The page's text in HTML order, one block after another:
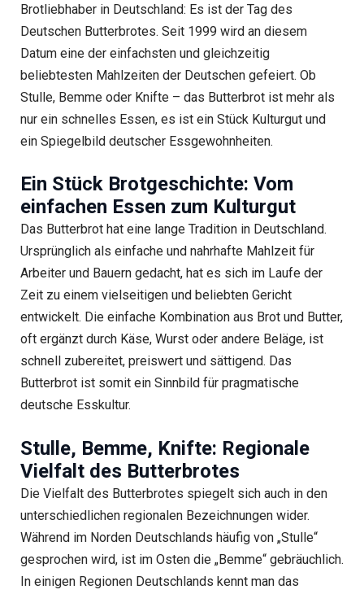
Brotliebhaber in Deutschland: Es ist der Tag des
Deutschen Butterbrotes. Seit 1999 wird an diesem
Datum eine der einfachsten und gleichzeitig
beliebtesten Mahlzeiten der Deutschen gefeiert. Ob
Stulle, Bemme oder Knifte – das Butterbrot ist mehr als
nur ein schnelles Essen, es ist ein Stück Kulturgut und
ein Spiegelbild deutscher Essgewohnheiten.
Ein Stück Brotgeschichte: Vom
einfachen Essen zum Kulturgut
Das Butterbrot hat eine lange Tradition in Deutschland.
Ursprünglich als einfache und nahrhafte Mahlzeit für
Arbeiter und Bauern gedacht, hat es sich im Laufe der
Zeit zu einem vielseitigen und beliebten Gericht
entwickelt. Die einfache Kombination aus Brot und Butter,
oft ergänzt durch Käse, Wurst oder andere Beläge, ist
schnell zubereitet, preiswert und sättigend. Das
Butterbrot ist somit ein Sinnbild für pragmatische
deutsche Esskultur.
Stulle, Bemme, Knifte: Regionale
Vielfalt des Butterbrotes
Die Vielfalt des Butterbrotes spiegelt sich auch in den
unterschiedlichen regionalen Bezeichnungen wider.
Während im Norden Deutschlands häufig von „Stulle“
gesprochen wird, ist im Osten die „Bemme“ gebräuchlich.
In einigen Regionen Deutschlands kennt man das